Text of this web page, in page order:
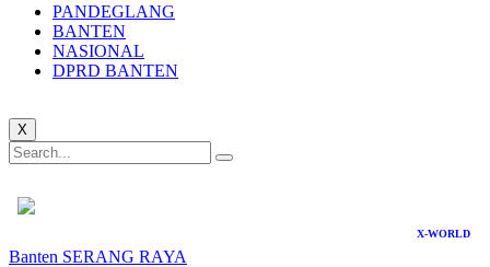
PANDEGLANG
BANTEN
NASIONAL
DPRD BANTEN
X
X-WORLD
Banten SERANG RAYA